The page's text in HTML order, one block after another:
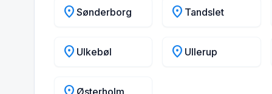
location_on Sønderborg location_on Tandslet
location_on Ulkebøl location_on Ullerup
Østerholm